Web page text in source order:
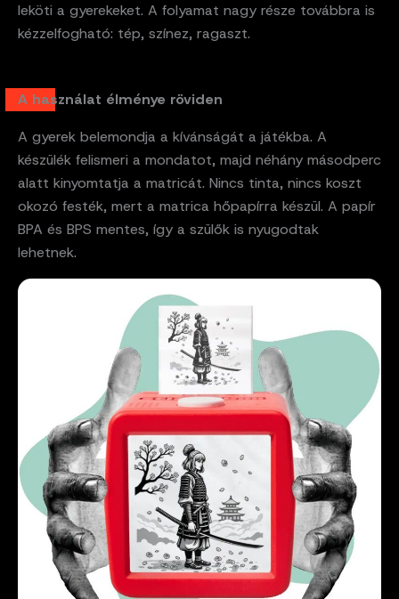
leköti a gyerekeket. A folyamat nagy része továbbra is
kézzelfogható: tép, színez, ragaszt.
A használat élménye röviden
A gyerek belemondja a kívánságát a játékba. A
készülék felismeri a mondatot, majd néhány másodperc
alatt kinyomtatja a matricát. Nincs tinta, nincs koszt
okozó festék, mert a matrica hőpapírra készül. A papír
BPA és BPS mentes, így a szülők is nyugodtak
lehetnek.